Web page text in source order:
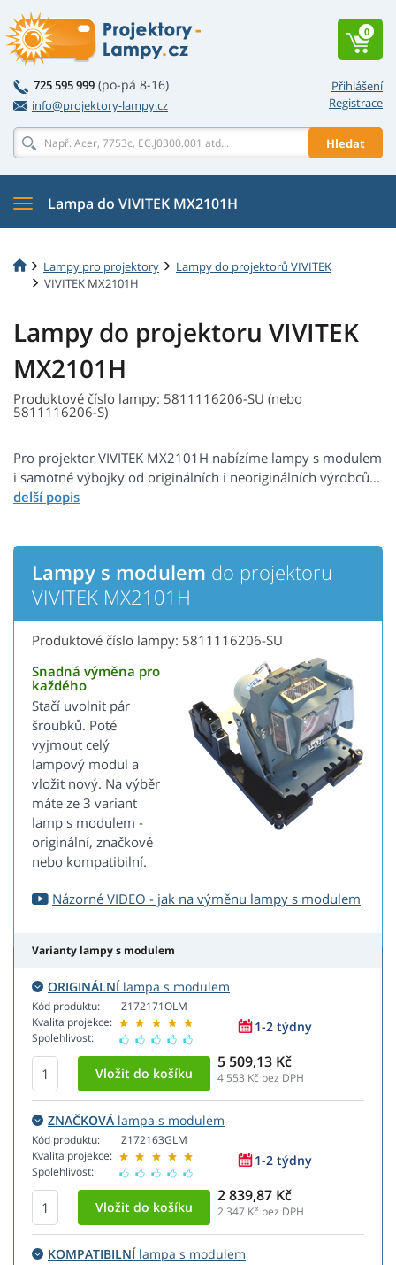
Přihlášení
Registrace
725 595 999 (po-pá 8-16)
info@projektory-lampy.cz
Hledat
0
Lampa do VIVITEK MX2101H
Lampy pro projektory
Lampy do projektorů VIVITEK
VIVITEK MX2101H
Lampy do projektoru VIVITEK
MX2101H
Produktové číslo lampy: 5811116206-SU (nebo
5811116206-S)
Pro projektor VIVITEK MX2101H nabízíme lampy s modulem
i samotné výbojky od originálních i neoriginálních výrobců...
Lampy s modulem do projektoru
VIVITEK MX2101H
Produktové číslo lampy: 5811116206-SU
Snadná výměna pro
každého
Stačí uvolnit pár
šroubků. Poté
vyjmout celý
lampový modul a
vložit nový. Na výběr
máte ze 3 variant
lamp s modulem -
originální, značkové
nebo kompatibilní.
Názorné VIDEO - jak na výměnu lampy s modulem
Varianty lampy s modulem
ORIGINÁLNÍlampa s modulem
Kód produktu:
Kvalita projekce:
Spolehlivost:
Z172171OLM
1-2 týdny
5 509,13 Kč
4 553 Kč bez DPH
ZNAČKOVÁ lampa s modulem
Kód produktu:
Kvalita projekce:
Spolehlivost:
Z172163GLM
1-2 týdny
2 839,87 Kč
2 347 Kč bez DPH
KOMPATIBILNÍlampa s modulem